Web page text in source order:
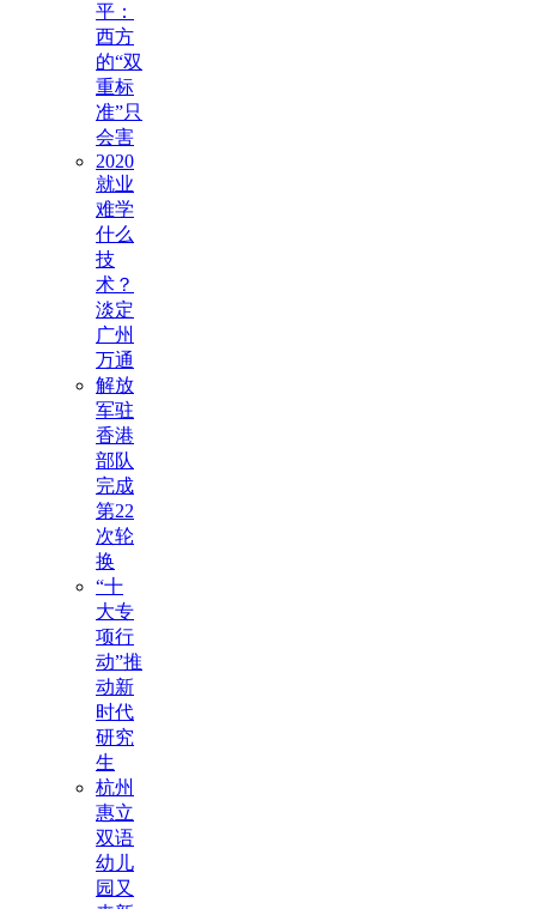
平：
西方
的“双
重标
准”只
会害
2020
就业
难学
什么
技
术？
淡定
广州
万通
解放
军驻
香港
部队
完成
第22
次轮
换
“十
大专
项行
动”推
动新
时代
研究
生
杭州
惠立
双语
幼儿
园又